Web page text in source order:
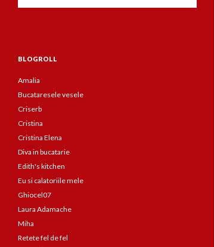
BLOGROLL
Amalia
Bucataresele vesele
Criserb
Cristina
Cristina Elena
Diva in bucatarie
Edith's kitchen
Eu si calatoriile mele
Ghiocel07
Laura Adamache
Miha
Retete fel de fel